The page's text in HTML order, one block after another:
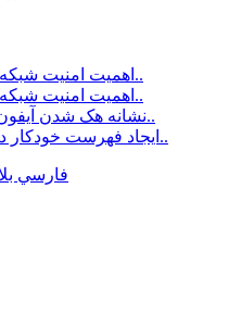
اهمیت امنیت شبکه در واقع هدف امنیت شبکه را..
اهمیت امنیت شبکه در واقع هدف امنیت شبکه را..
6 نشانه هک شدن آیفون (و 5 روش پیشگیری و رفع..
ایجاد فهرست خودکار در ورد (و 7 روش شخصی ساز..
فارسي